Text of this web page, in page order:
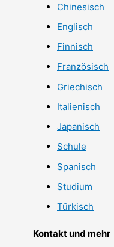
Chinesisch
Englisch
Finnisch
Französisch
Griechisch
Italienisch
Japanisch
Schule
Spanisch
Studium
Türkisch
Kontakt und mehr